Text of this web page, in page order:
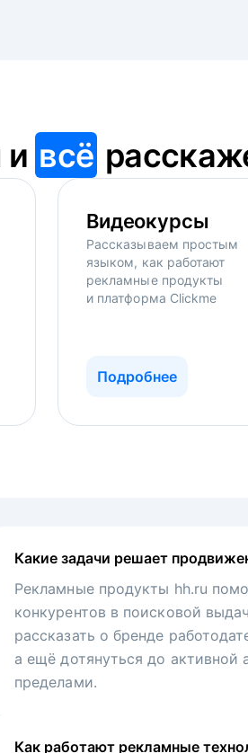
всё
Видеокурсы
Рассказываем простым
языком, как работают
рекламные продукты
и платформа Clickme
Подробнее
Какие задачи решает
Рекламные продукты hh.ru
конкурентов в поисковой
рассказать о бренде
а ещё дотянуться до активной
пределами.
Как работают рекламные